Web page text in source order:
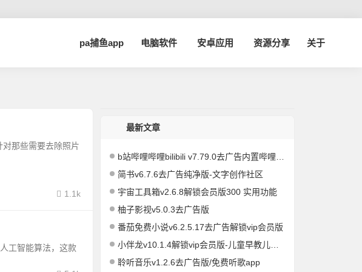
pa捕鱼app 电脑软件 安卓应用 资源分享 关于
那些需要去除照片
1.1k
工智能算法，这款
最新文章
b站哔哩哔哩bilibili v7.79.0去广告内置哔哩漫游模块版/解锁实用功能
简书v6.7.6去广告纯净版-文字创作社区
宇宙工具箱v2.6.8解锁会员版300 实用功能
柚子影视v5.0.3去广告版
番茄免费小说v6.2.5.17去广告解锁vip会员版
小伴龙v10.1.4解锁vip会员版-儿童早教儿歌故事启蒙
聆听音乐v1.2.6去广告版/免费听歌app